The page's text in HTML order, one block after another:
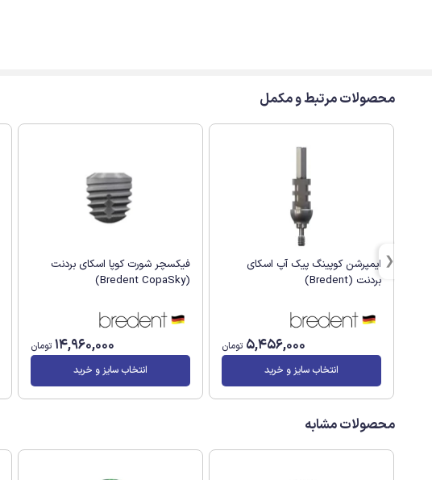
محصولات مرتبط و مکمل
ایمپرشن کوپینگ پیک آپ اسکای
بردنت (Bredent)
5,456,000 تومان
انتخاب سایز و خرید
فیکسچر شورت کوپا اسکای بردنت
(Bredent CopaSky)
14,960,000 تومان
انتخاب سایز و خرید
محصولات مشابه